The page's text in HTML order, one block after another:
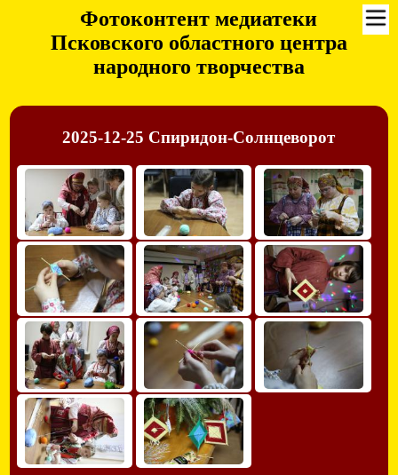
Фотоконтент медиатеки
Псковского областного центра
народного творчества
2025-12-25 Спиридон-Солнцеворот